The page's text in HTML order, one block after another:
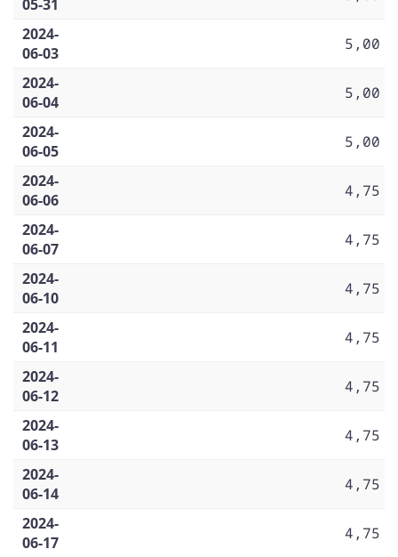
05-31
2024-
06-03
5,00
2024-
06-04
5,00
2024-
06-05
5,00
2024-
06-06
4,75
2024-
06-07
4,75
2024-
06-10
4,75
2024-
06-11
4,75
2024-
06-12
4,75
2024-
06-13
4,75
2024-
06-14
4,75
2024-
06-17
4,75